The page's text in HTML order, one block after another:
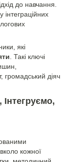
до навчання.
які
. Такі ключі
громадський діяч
кожної